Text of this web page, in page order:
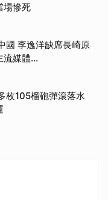
場慘死
國 李逸洋缺席長崎原
流媒體...
枚105榴砲彈滾落水